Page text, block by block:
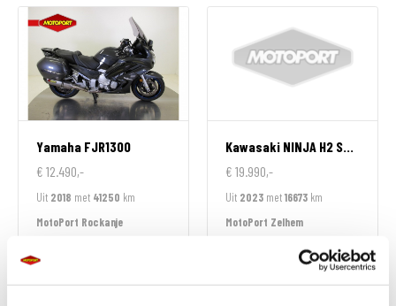
Yamaha FJR1300
€ 12.490,-
Uit 2018 met 41250 km
MotoPort Rockanje
Kawasaki NINJA H2 SX SPECIAL EDITION
€ 19.990,-
Uit 2023 met16673 km
MotoPort Zelhem